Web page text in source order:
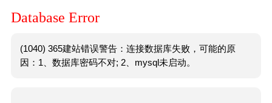
Database Error
(1040) 365建站错误警告：连接数据库失败，可能的原
因：1、数据库密码不对; 2、mysql未启动。